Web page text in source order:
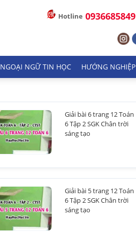
Hotline 0936685849
NGOẠI NGỮ TIN HỌC HƯỚNG NGHIỆP
Giải bài 6 trang 12 Toán
6 Tập 2 SGK Chân trời
sáng tạo
Giải bài 5 trang 12 Toán
6 Tập 2 SGK Chân trời
sáng tạo